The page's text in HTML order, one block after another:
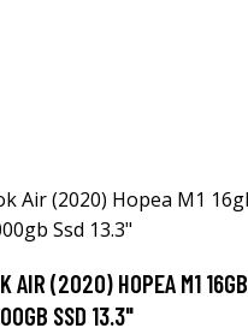
AIR (2020) HOPEA M1 16GB
SSD 13.3"